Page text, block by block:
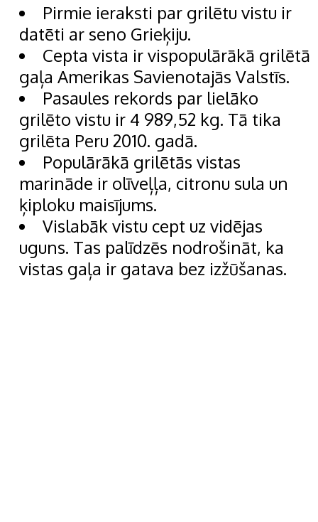
Pirmie ieraksti par grilētu vistu ir
datēti ar seno Grieķiju.
Cepta vista ir vispopulārākā grilētā
gaļa Amerikas Savienotajās Valstīs.
Pasaules rekords par lielāko
grilēto vistu ir 4 989,52 kg. Tā tika
grilēta Peru 2010. gadā.
Populārākā grilētās vistas
marināde ir olīveļļa, citronu sula un
ķiploku maisījums.
Vislabāk vistu cept uz vidējas
uguns. Tas palīdzēs nodrošināt, ka
vistas gaļa ir gatava bez izžūšanas.